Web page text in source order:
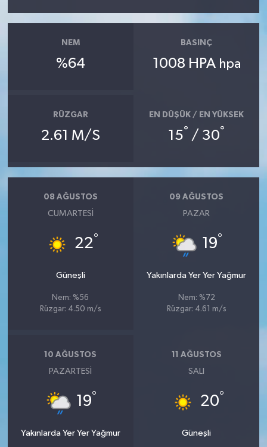
NEM
%64
BASINÇ
1008 HPA hpa
RÜZGAR
2.61 M/S
EN DÜŞÜK / EN YÜKSEK
15° / 30°
08 AĞUSTOS
CUMARTESI
22°
Güneşli
Nem: %56
Rüzgar: 4.50 m/s
09 AĞUSTOS
PAZAR
19°
Yakınlarda Yer Yer Yağmur
Nem: %72
Rüzgar: 4.61 m/s
10 AĞUSTOS
PAZARTESI
19°
Yakınlarda Yer Yer Yağmur
11 AĞUSTOS
SALI
20°
Güneşli